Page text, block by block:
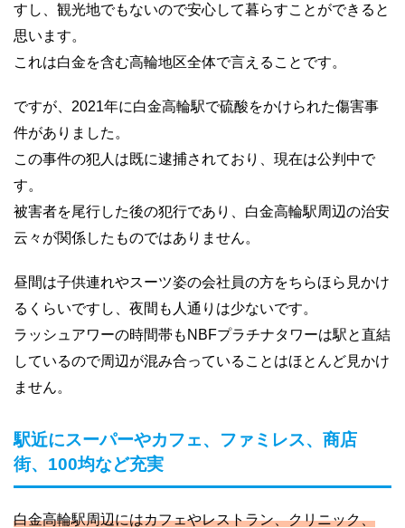
すし、観光地でもないので安心して暮らすことができると
思います。
これは白金を含む高輪地区全体で言えることです。
ですが、2021年に白金高輪駅で硫酸をかけられた傷害事
件がありました。
この事件の犯人は既に逮捕されており、現在は公判中で
す。
被害者を尾行した後の犯行であり、白金高輪駅周辺の治安
云々が関係したものではありません。
昼間は子供連れやスーツ姿の会社員の方をちらほら見かけ
るくらいですし、夜間も人通りは少ないです。
ラッシュアワーの時間帯もNBFプラチナタワーは駅と直結
しているので周辺が混み合っていることはほとんど見かけ
ません。
駅近にスーパーやカフェ、ファミレス、商店
街、100均など充実
白金高輪駅周辺にはカフェやレストラン、クリニック、